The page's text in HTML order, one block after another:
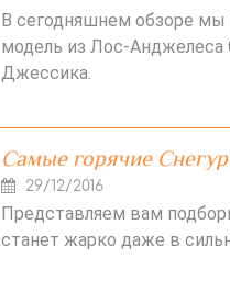
В сегодняшнем обзоре
модель из Лос-Анджелеса
Джессика.
Самые горячие
29/12/2016
Представляем вам
станет жарко даже в